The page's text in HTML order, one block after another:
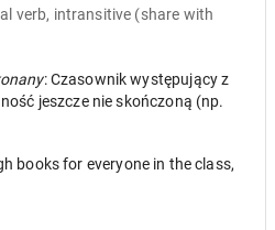
verb, intransitive (share with
: Czasownik występujący z
jeszcze nie skończoną (np.
books for everyone in the class,